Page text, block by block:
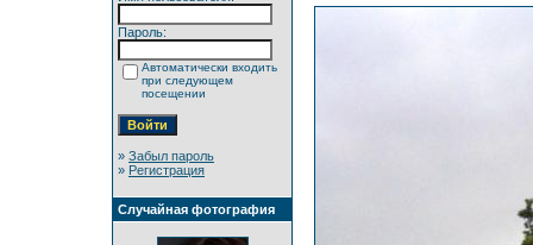
Пароль:
Автоматически входить
при следующем
посещении
» Забыл пароль
» Регистрация
Случайная фотография